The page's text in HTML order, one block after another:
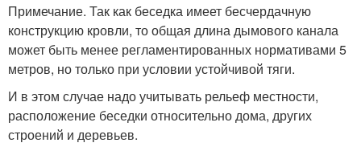
Примечание. Так как беседка имеет бесчердачную
конструкцию кровли, то общая длина дымового канала
может быть менее регламентированных нормативами 5
метров, но только при условии устойчивой тяги.
И в этом случае надо учитывать рельеф местности,
расположение беседки относительно дома, других
строений и деревьев.